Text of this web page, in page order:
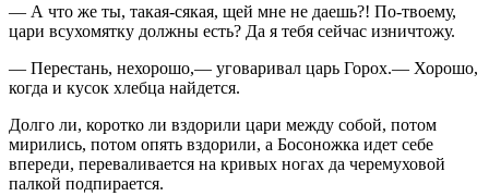
— А что же ты, такая-сякая, щей мне не даешь?! По-твоему,
цари всухомятку должны есть? Да я тебя сейчас изничтожу.
— Перестань, нехорошо,— уговаривал царь Горох.— Хорошо,
когда и кусок хлебца найдется.
Долго ли, коротко ли вздорили цари между собой, потом
мирились, потом опять вздорили, а Босоножка идет себе
впереди, переваливается на кривых ногах да черемуховой
палкой подпирается.